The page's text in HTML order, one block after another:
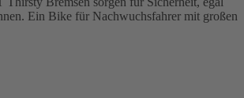
Ein Bike für Nachwuchsfahrer mit großen